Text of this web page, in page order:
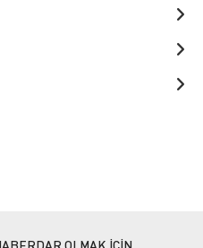
OLMAK İÇİN